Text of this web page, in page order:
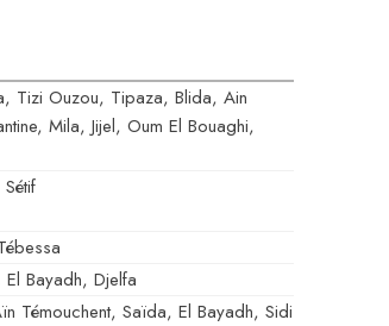
Tizi Ouzou, Tipaza, Blida, Ain
Mila, Jijel, Oum El Bouaghi,
Bayadh, Djelfa
Témouchent, Saïda, El Bayadh, Sidi